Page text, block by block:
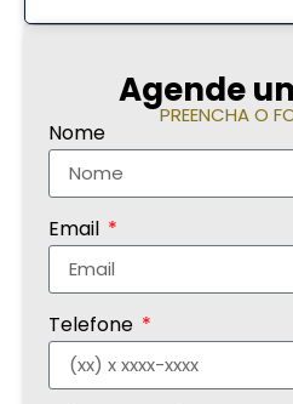
Agende
PREENCHA O
Nome
Email
Telefone